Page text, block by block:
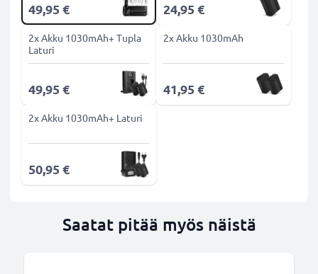
49,95 € 24,95 €
2x Akku 1030mAh+ Tupla
Laturi
49,95 €
2x Akku 1030mAh
41,95 €
2x Akku 1030mAh+ Laturi
50,95 €
Saatat pitää myös näistä